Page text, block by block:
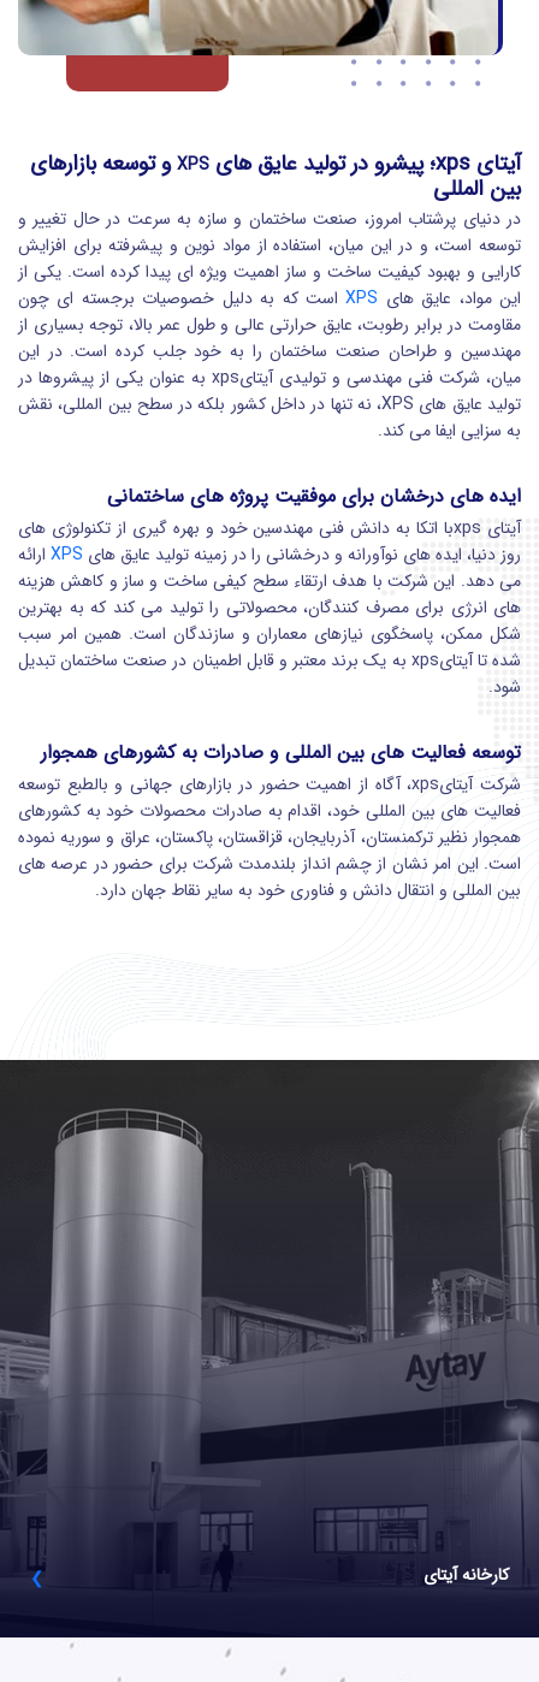
آیتای xps؛ پیشرو در تولید عایق های XPSو توسعه بازارهای
بین المللی
در دنیای پرشتاب امروز، صنعت ساختمان و سازه به سرعت در حال تغییر و
توسعه است، و در این میان، استفاده از مواد نوین و پیشرفته برای افزایش
کارایی و بهبود کیفیت ساخت و ساز اهمیت ویژه ای پیدا کرده است. یکی از
این مواد، عایق های XPSاست که به دلیل خصوصیات برجسته ای چون
مقاومت در برابر رطوبت، عایق حرارتی عالی و طول عمر بالا، توجه بسیاری از
مهندسین و طراحان صنعت ساختمان را به خود جلب کرده است. در این
میان، شرکت فنی مهندسی و تولیدی آیتایxps به عنوان یکی از پیشروها در
تولید عایق های XPS، نه تنها در داخل کشور بلکه در سطح بین المللی، نقش
به سزایی ایفا می کند.
ایده های درخشان برای موفقیت پروژه های ساختمانی
آیتای xpsبا اتکا به دانش فنی مهندسین خود و بهره گیری از تکنولوژی های
روز دنیا، ایده های نوآورانه و درخشانی را در زمینه تولید عایق های XPS ارائه
می دهد. این شرکت با هدف ارتقاء سطح کیفی ساخت و ساز و کاهش هزینه
های انرژی برای مصرف کنندگان، محصولاتی را تولید می کند که به بهترین
شکل ممکن، پاسخگوی نیازهای معماران و سازندگان است. همین امر سبب
شده تا آیتایxps به یک برند معتبر و قابل اطمینان در صنعت ساختمان تبدیل
شود.
توسعه فعالیت های بین المللی و صادرات به کشورهای همجوار
شرکت آیتایxps، آگاه از اهمیت حضور در بازارهای جهانی و بالطبع توسعه
فعالیت های بین المللی خود، اقدام به صادرات محصولات خود به کشورهای
همجوار نظیر ترکمنستان، آذربایجان، قزاقستان، پاکستان، عراق و سوریه نموده
است. این امر نشان از چشم انداز بلندمدت شرکت برای حضور در عرصه های
بین المللی و انتقال دانش و فناوری خود به سایر نقاط جهان دارد.
کارخانه آیتای ❯